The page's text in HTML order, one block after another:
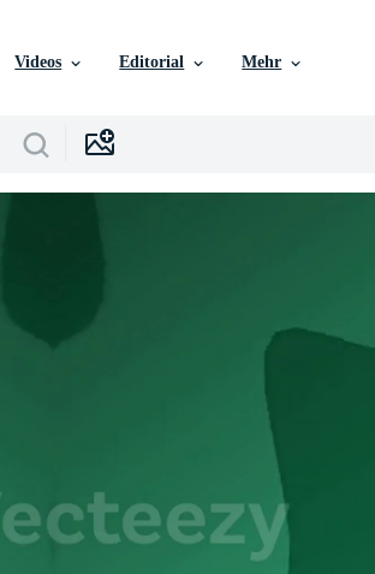
Videos Editorial Mehr